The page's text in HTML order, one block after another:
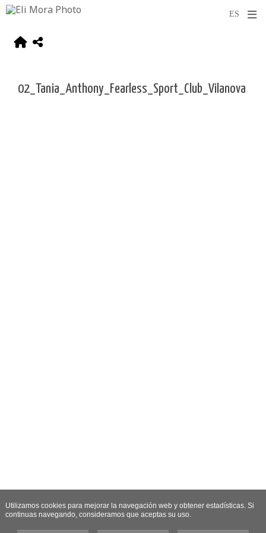
02_Tania_Anthony_Fearless_Sport_Club_Vilanova
Utilizamos cookies para mejorar la navegación web y obtener estadísticas. Si
continuas navegando, consideramos que aceptas su uso.